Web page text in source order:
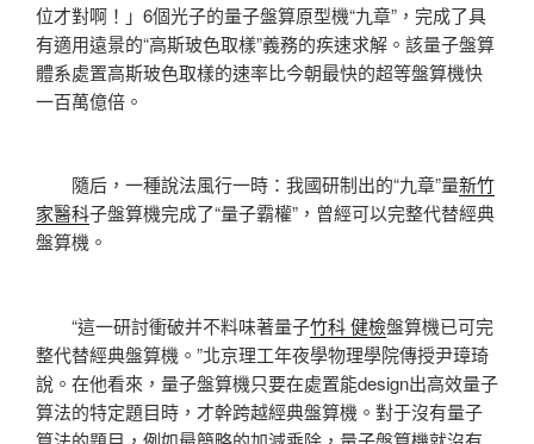
位才對啊！」6個光子的量子盤算原型機“九章”，完成了具
有適用遠景的“高斯玻色取樣”義務的疾速求解。該量子盤算
體系處置高斯玻色取樣的速率比今朝最快的超等盤算機快
一百萬億倍。
隨后，一種說法風行一時：我國研制出的“九章”量新竹
家醫科子盤算機完成了“量子霸權”，曾經可以完整代替經典
盤算機。
“這一研討衝破并不料味著量子竹科 健檢盤算機已可完
整代替經典盤算機。”北京理工年夜學物理學院傳授尹璋琦
說。在他看來，量子盤算機只要在處置能design出高效量子
算法的特定題目時，才幹跨越經典盤算機。對于沒有量子